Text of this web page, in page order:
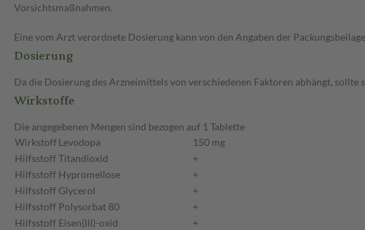
Vorsichtsmaßnahmen.
Eine vom Arzt verordnete Dosierung kann von den Angaben der
Dosierung
Da die Dosierung des Arzneimittels von verschiedenen Faktoren abhängt,
Wirkstoffe
Die angegebenen Mengen sind bezogen auf 1 Tablette
WirkstoffLevodopa
150 mg
HilfsstoffTitandioxid
+
Hilfsstoff Hypromellose
+
Hilfsstoff Glycerol
+
Hilfsstoff Polysorbat 80
+
Hilfsstoff Eisen(III)-oxid
+